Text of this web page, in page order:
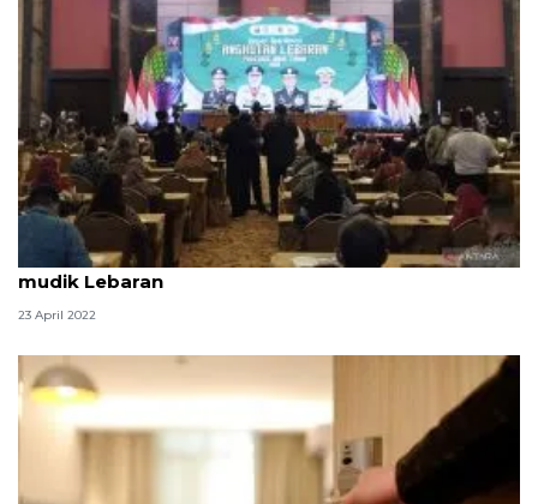
Pemprov Jatim petakan titik rawan macet saat
mudik Lebaran
23 April 2022